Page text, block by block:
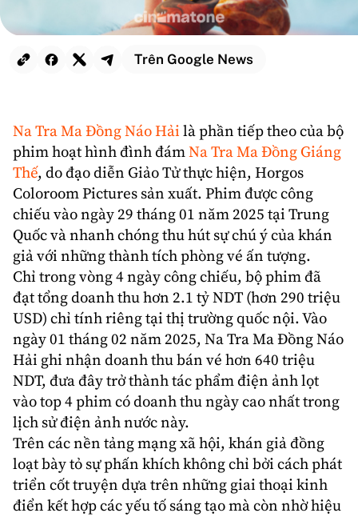
Trên Google News
Na TraMa Đồng Náo Hải là phần tiếp theo của bộ
phim hoạt hìnhđình đámNa Tra Ma Đồng Giáng
Thế, do đạo diễn Giảo Tử thực hiện, Horgos
Coloroom Pictures sản xuất. Phim được công
chiếu vào ngày 29 tháng 01 năm 2025 tại Trung
Quốcvà nhanh chóng thu hút sự chú ý của khán
giả với những thành tích phòng vé ấn tượng.
Chỉ trong vòng 4 ngày công chiếu, bộ phim đã
đạt tổng doanh thu hơn 2.1 tỷ NDT (hơn 290 triệu
USD) chỉ tính riêng tại thị trường quốc nội. Vào
ngày 01 tháng 02 năm 2025, Na Tra Ma Đồng Náo
Hải ghi nhận doanh thu bán vé hơn 640 triệu
NDT, đưa đây trở thành tác phẩm điện ảnh lọt
vào top 4 phim có doanh thu ngày cao nhất trong
lịch sử điện ảnh nước này.
Trên các nền tảng mạng xã hội, khán giả đồng
loạt bày tỏ sự phấn khích không chỉ bởi cách phát
triển cốt truyện dựa trên những giai thoại kinh
điển kết hợp các yếu tố sáng tạo mà còn nhờ hiệu